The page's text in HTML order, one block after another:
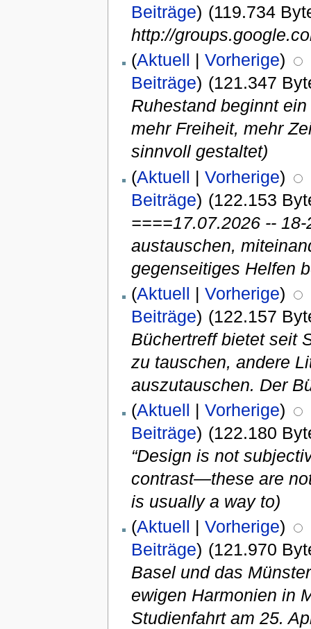
Beiträge) (119.734
http://
(Aktuell | Vorherige)
Beiträge) (121.347
Ruhestand beginnt
mehr Freiheit, mehr
sinnvoll gestaltet)
(Aktuell | Vorherige)
Beiträge) (122.153
====17.07.2026 --
austauschen,
gegenseitiges Helfen
(Aktuell | Vorherige)
Beiträge) (122.157
Büchertreff bietet seit
zu tauschen, andere
auszutauschen. Der
(Aktuell | Vorherige)
Beiträge) (122.180
“Design is not
contrast—these are
is usually a way to)
(Aktuell | Vorherige)
Beiträge) (121.970
Basel und das
ewigen Harmonien in
Studienfahrt am 25.